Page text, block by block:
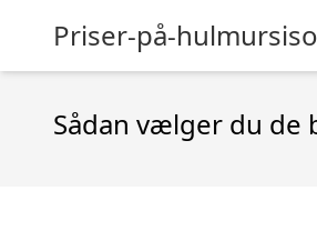
Priser-på-
Sådan vælger du